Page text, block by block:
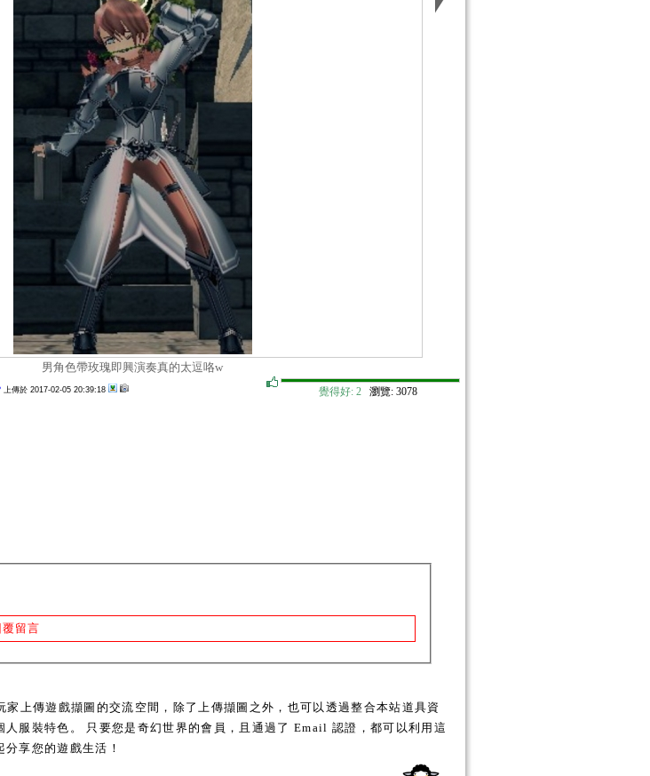
男角色帶玫瑰即興演奏真的太逗咯w
覺得好: 2 瀏覽: 3078
上傳於 2017-02-05 20:39:18
留言
家上傳遊戲擷圖的交流空間，除了上傳擷圖之外，也可以透過整合本站道具資
人服裝特色。 只要您是奇幻世界的會員，且通過了 Email 認證，都可以利用這
享您的遊戲生活！